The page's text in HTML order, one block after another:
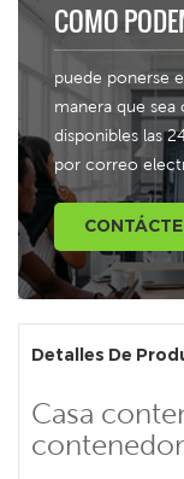
COMO
puede ponerse
manera que
disponibles las
por correo
Detalles De
Casa